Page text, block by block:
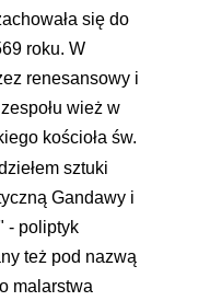
się do
roku. W
renesansowy i
wież w
kościoła św.
sztuki
Gandawy i
- poliptyk
też pod nazwą
malarstwa